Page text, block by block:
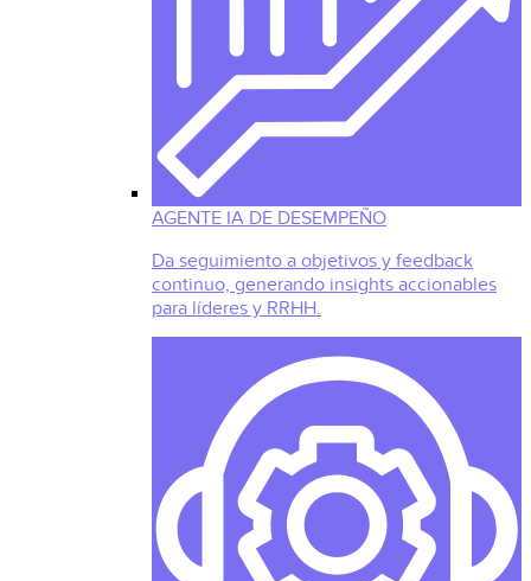
AGENTE IA DE DESEMPEÑO
Da seguimiento a objetivos y feedback
continuo, generando insights accionables
para líderes y RRHH.